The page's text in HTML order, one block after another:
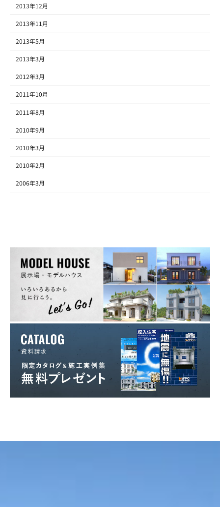
2013年12月
2013年11月
2013年5月
2013年3月
2012年3月
2011年10月
2011年8月
2010年9月
2010年3月
2010年2月
2006年3月